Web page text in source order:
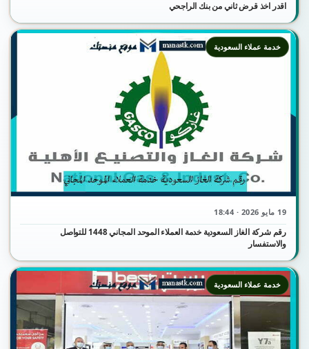
اقدر اخذ قرض ثاني من بنك الراجحي
19 مايو 2026 · 18:44
رقم شركة الغاز السعودية خدمة العملاء الموحد المجاني 1448 للتواصل
والاستفسار
خدمة عملاء السعودية
خدمة عملاء السعودية